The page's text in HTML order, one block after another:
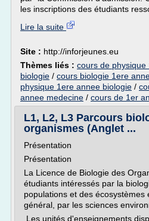
les inscriptions des étudiants
Lire la suite
Site : http://inforjeunes.eu
Thèmes liés : cours de
biologie / cours biologie 1ere
physique 1ere annee biologie /
annee medecine / cours de 1er
L1, L2, L3 Parcours
organismes (Anglet ...
Présentation
Présentation
La Licence de Biologie des
étudiants intéressés par la
populations et des écosystèmes
général, par les sciences
Les unités d'enseignements